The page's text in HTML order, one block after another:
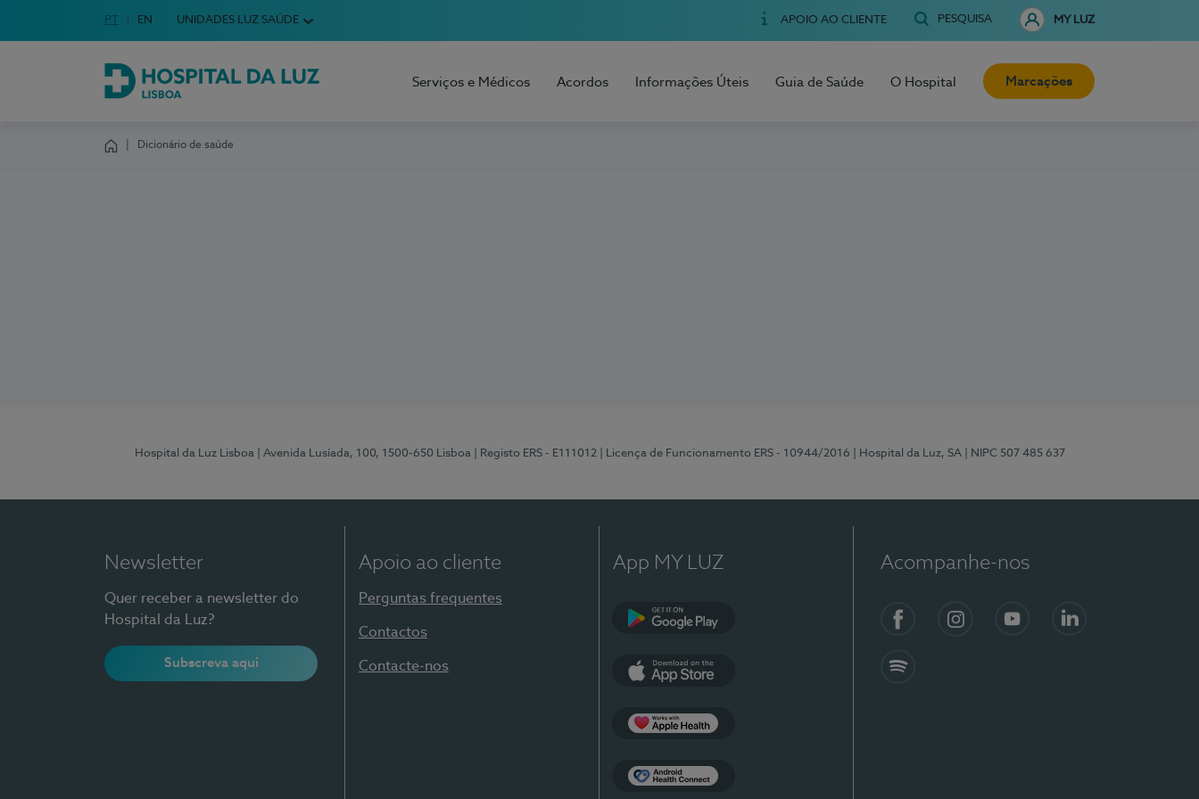
Escolha o seu idioma
Idioma em Português
PT English Language
EN UNIDADES LUZ SAÚDE APOIO AO CLIENTE PESQUISA MY LUZ
Hospital da Luz Lisboa
Serviços e Médicos Acordos Informações Úteis Guia de Saúde O Hospital Marcações
Dicionário de saúde
Hospital da Luz Lisboa | Avenida Lusíada, 100, 1500-650 Lisboa | Registo ERS - E111012 | Licença de Funcionamento ERS - 10944/2016 | Hospital da Luz, SA | NIPC 507 485 637
Newsletter
Quer receber a newsletter do
Hospital da Luz?
Subscreva aqui
Apoio ao cliente
Perguntas frequentes
Contactos
Contacte-nos
App MY LUZ Acompanhe-nos